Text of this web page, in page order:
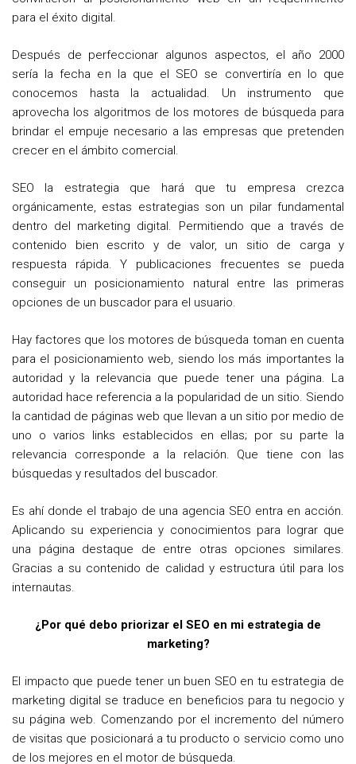
para el éxito digital.
Después de perfeccionar algunos aspectos, el año 2000
sería la fecha en la que el SEO se convertiría en lo que
conocemos hasta la actualidad. Un instrumento que
aprovecha los algoritmos de los motores de búsqueda para
brindar el empuje necesario a las empresas que pretenden
crecer en el ámbito comercial.
SEO la estrategia que hará que tu empresa crezca
orgánicamente, estas estrategias son un pilar fundamental
dentro del marketing digital. Permitiendo que a través de
contenido bien escrito y de valor, un sitio de carga y
respuesta rápida. Y publicaciones frecuentes se pueda
conseguir un posicionamiento natural entre las primeras
opciones de un buscador para el usuario.
Hay factores que los motores de búsqueda toman en cuenta
para el posicionamiento web, siendo los más importantes la
autoridad y la relevancia que puede tener una página. La
autoridad hace referencia a la popularidad de un sitio. Siendo
la cantidad de páginas web que llevan a un sitio por medio de
uno o varios links establecidos en ellas; por su parte la
relevancia corresponde a la relación. Que tiene con las
búsquedas y resultados del buscador.
Es ahí donde el trabajo de una agencia SEO entra en acción.
Aplicando su experiencia y conocimientos para lograr que
una página destaque de entre otras opciones similares.
Gracias a su contenido de calidad y estructura útil para los
internautas.
¿Por qué debo priorizar el SEO en mi estrategia de
marketing?
El impacto que puede tener un buen SEO en tu estrategia de
marketing digital se traduce en beneficios para tu negocio y
su página web. Comenzando por el incremento del número
de visitas que posicionará a tu producto o servicio como uno
de los mejores en el motor de búsqueda.